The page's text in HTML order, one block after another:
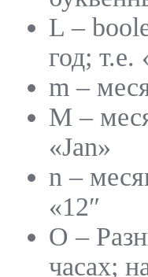
L –
год; т.е.
m –
M –
«Jan»
n –
«12″
O –
часах;